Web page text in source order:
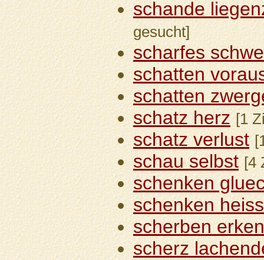
schande
gesucht]
scharfes
schatten
schatten
schatz herz [1
schatz verlust
schau selbst [4
schenken
schenken
scherben
scherz